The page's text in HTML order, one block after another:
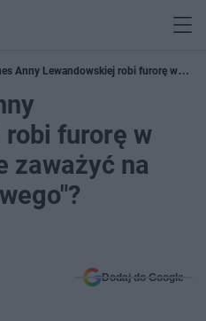
Anny Lewandowskiej robi furorę w
"Lewego"?
furorę w
zaważyć na
Dodaj do Google